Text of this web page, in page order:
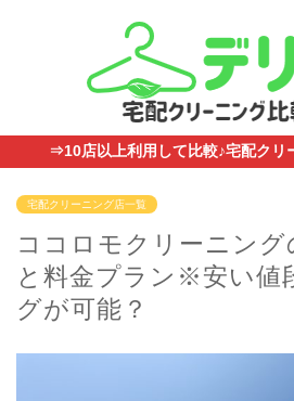
⇒10店以上利用して比較♪宅配クリ
宅配クリーニング店一覧
ココロモクリーニング
と料金プラン※安い値
グが可能？